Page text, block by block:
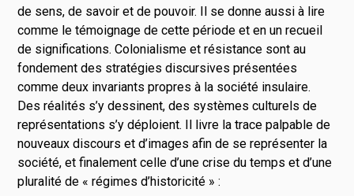
de sens, de savoir et de pouvoir. Il se donne aussi à lire
comme le témoignage de cette période et en un recueil
de significations. Colonialisme et résistance sont au
fondement des stratégies discursives présentées
comme deux invariants propres à la société insulaire.
Des réalités s’y dessinent, des systèmes culturels de
représentations s’y déploient. Il livre la trace palpable de
nouveaux discours et d’images afin de se représenter la
société, et finalement celle d’une crise du temps et d’une
pluralité de « régimes d’historicité » :